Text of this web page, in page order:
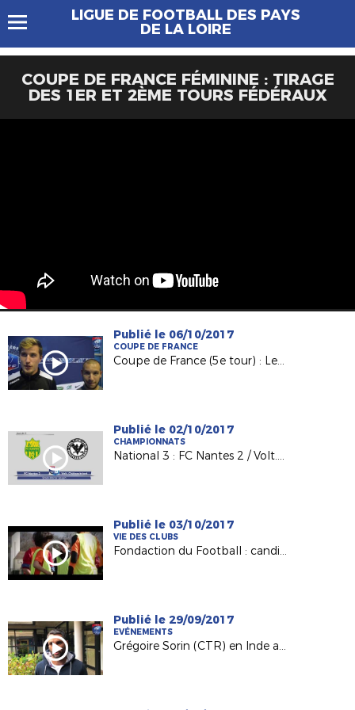
LIGUE DE FOOTBALL DES PAYS
DE LA LOIRE
COUPE DE FRANCE FÉMININE : TIRAGE
DES 1ER ET 2ÈME TOURS FÉDÉRAUX
Publié le 06/10/2017
COUPE DE FRANCE
Coupe de France (5e tour) : Les Sables TVEC / AS Sautron
Publié le 02/10/2017
CHAMPIONNATS
National 3 : FC Nantes 2 / Volt. Châteaubriant (2-0)
Publié le 03/10/2017
VIE DES CLUBS
Fondaction du Football : candidatez !
Publié le 29/09/2017
EVÉNEMENTS
Grégoire Sorin (CTR) en Inde avec les U18 Français